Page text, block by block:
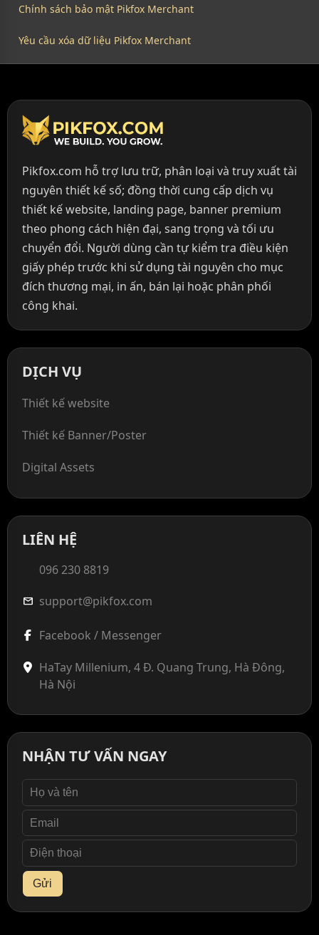
Chính sách bảo mật Pikfox Merchant
Yêu cầu xóa dữ liệu Pikfox Merchant
Pikfox.com hỗ trợ lưu trữ, phân loại và truy xuất tài
nguyên thiết kế số; đồng thời cung cấp dịch vụ
thiết kế website, landing page, banner premium
theo phong cách hiện đại, sang trọng và tối ưu
chuyển đổi. Người dùng cần tự kiểm tra điều kiện
giấy phép trước khi sử dụng tài nguyên cho mục
đích thương mại, in ấn, bán lại hoặc phân phối
công khai.
DỊCH VỤ
Thiết kế website
Thiết kế Banner/Poster
Digital Assets
LIÊN HỆ
096 230 8819
mail support@pikfox.com
Facebook / Messenger
HaTay Millenium, 4 Đ. Quang Trung, Hà Đông,
Hà Nội
NHẬN TƯ VẤN NGAY
Gửi